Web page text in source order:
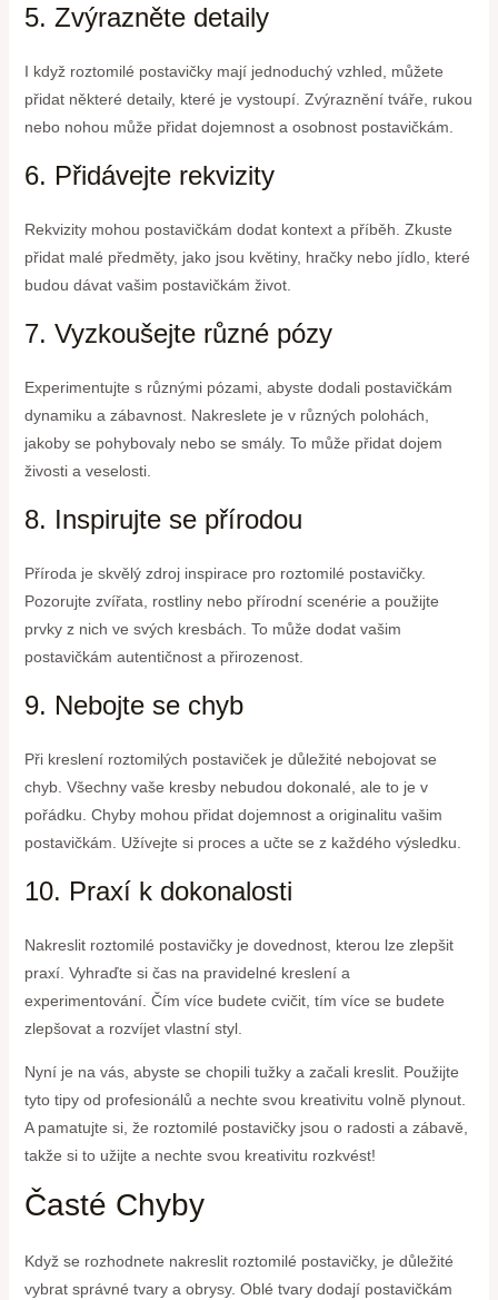
5. Zvýrazněte detaily
I když roztomilé postavičky mají jednoduchý vzhled, můžete
přidat některé detaily, které je vystoupí. Zvýraznění tváře, rukou
nebo nohou může přidat dojemnost a osobnost postavičkám.
6. Přidávejte rekvizity
Rekvizity mohou postavičkám dodat kontext a příběh. Zkuste
přidat malé předměty, jako jsou květiny, hračky nebo jídlo, které
budou dávat vašim postavičkám život.
7. Vyzkoušejte různé pózy
Experimentujte s různými pózami, abyste dodali postavičkám
dynamiku a zábavnost. Nakreslete je v různých polohách,
jakoby se pohybovaly nebo se smály. To může přidat dojem
živosti a veselosti.
8. Inspirujte se přírodou
Příroda je skvělý zdroj inspirace pro roztomilé postavičky.
Pozorujte zvířata, rostliny nebo přírodní scenérie a použijte
prvky z nich ve svých kresbách. To může dodat vašim
postavičkám autentičnost a přirozenost.
9. Nebojte se chyb
Při kreslení roztomilých postaviček je důležité nebojovat se
chyb. Všechny vaše kresby nebudou dokonalé, ale to je v
pořádku. Chyby mohou přidat dojemnost a originalitu vašim
postavičkám. Užívejte si proces a učte se z každého výsledku.
10. Praxí k dokonalosti
Nakreslit roztomilé postavičky je dovednost, kterou lze zlepšit
praxí. Vyhraďte si čas na pravidelné kreslení a
experimentování. Čím více budete cvičit, tím více se budete
zlepšovat a rozvíjet vlastní styl.
Nyní je na vás, abyste se chopili tužky a začali kreslit. Použijte
tyto tipy od profesionálů a nechte svou kreativitu volně plynout.
A pamatujte si, že roztomilé postavičky jsou o radosti a zábavě,
takže si to užijte a nechte svou kreativitu rozkvést!
Časté Chyby
Když se rozhodnete nakreslit roztomilé postavičky, je důležité
vybrat správné tvary a obrysy. Oblé tvary dodají postavičkám